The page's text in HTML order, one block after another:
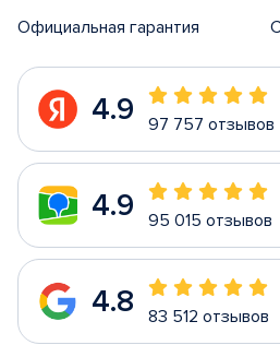
Официальная гарантия
4.9 97 757 отзывов
4.9 95 015 отзывов
4.8 83 512 отзывов